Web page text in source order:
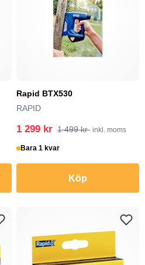
Rapid BTX530
RAPID
1 299 kr 1 499 kr inkl. moms
Bara 1 kvar
Köp